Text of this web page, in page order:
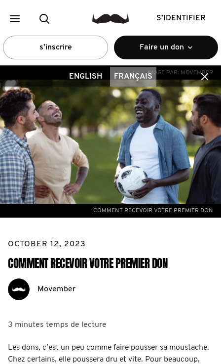
S’IDENTIFIER
s’inscrire Faire un don
ENGLISH FRANÇAISIMAGE PAR: MOVEMBER
COMMENT RECEVOIR VOTRE PREMIER DON
OCTOBER 12, 2023
COMMENT RECEVOIR VOTRE PREMIER DON
Movember
3 minutes temps de lecture
Les dons, c’est un peu comme faire pousser sa moustache.
Chez certains, elle poussera dru et vite. Pour beaucoup,